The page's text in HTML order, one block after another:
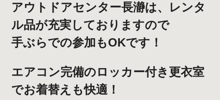
アウトドアセンター長瀞は、レンタ
ル品が充実しておりますので
手ぶらでの参加もOKです！
エアコン完備のロッカー付き更衣室
でお着替えも快適！